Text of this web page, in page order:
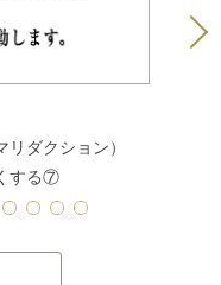
リダクション）
する⑦